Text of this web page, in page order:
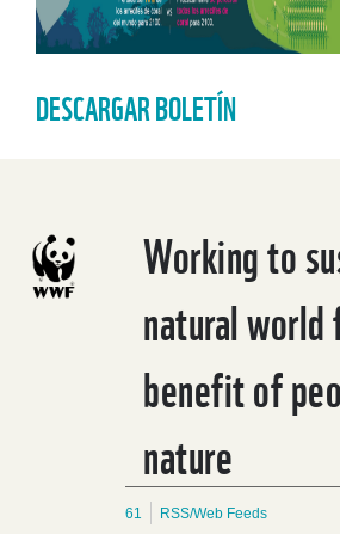
DESCARGAR BOLETÍN
Working to
natural
benefit of
nature
61 RSS/Web Feeds